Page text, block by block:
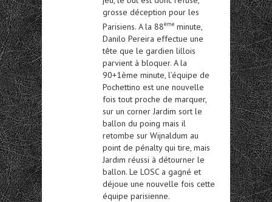
grosse déception pour les
Parisiens. A la 88ème minute,
Danilo Pereira effectue une
tête que le gardien lillois
parvient à bloquer. A la
90+1ème minute, l’équipe de
Pochettino est une nouvelle
fois tout proche de marquer,
sur un corner Jardim sort le
ballon du poing mais il
retombe sur Wijnaldum au
point de pénalty qui tire, mais
Jardim réussi à détourner le
ballon. Le LOSC a gagné et
déjoue une nouvelle fois cette
équipe parisienne.